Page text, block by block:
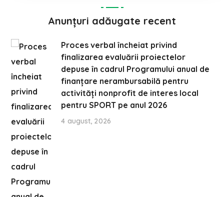
Anunțuri adăugate recent
Proces verbal încheiat privind
finalizarea evaluării proiectelor
depuse în cadrul Programului anual de
finanțare nerambursabilă pentru
activități nonprofit de interes local
pentru SPORT pe anul 2026
4 august, 2026